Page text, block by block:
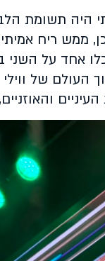
היה תשומת
ממש ריח
אחד על השני
העולם של